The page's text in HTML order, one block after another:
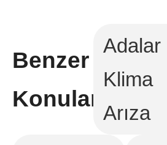
Benzer
Konular:
Adalar
Klima
Arıza